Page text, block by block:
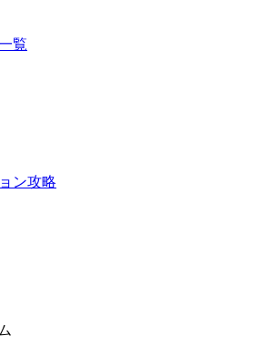
覧
ン攻略